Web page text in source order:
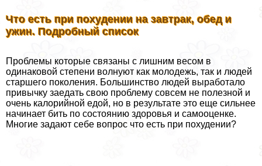
Что есть при похудении на завтpaк, обед и
ужин. Подробный список
Проблемы которые связаны с лишним весом в
одинаковой степени волнуют как молодежь, так и людей
старшего поколения. Большинство людей выработало
привычку заедать свою проблему совсем не полезной и
очень калорийной едой, но в результате это еще сильнее
начинает бить по состоянию здоровья и самооценке.
Многие задают себе вопрос что есть при похудении?